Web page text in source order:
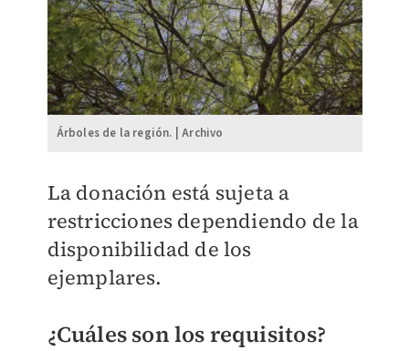
Árboles de la región. | Archivo
La donación está sujeta a
restricciones dependiendo de la
disponibilidad de los
ejemplares.
¿Cuáles son los requisitos?